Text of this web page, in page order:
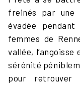
freinés par une
évadée
femmes de
vallée,
sérénité
pour